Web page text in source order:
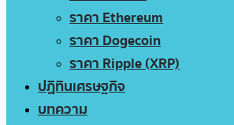
ราคา Ethereum
ราคา Dogecoin
ราคา Ripple (XRP)
ปฏิทินเศรษฐกิจ
บทความ